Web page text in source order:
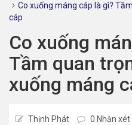
Co xuống máng cáp là gì?
cáp
Co xuống
Tầm quan
xuống máng
Thịnh Phát 0 Nhận xét